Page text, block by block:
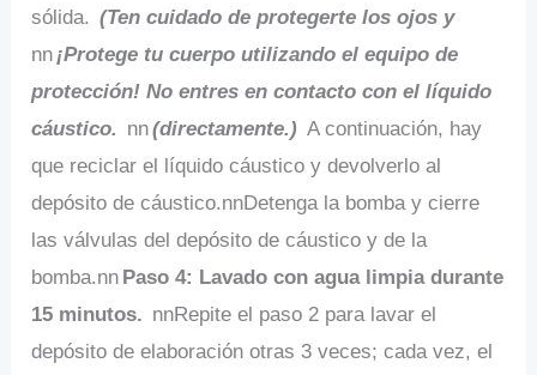
sólida. (Ten cuidado de protegerte los ojos y
nn ¡Protege tu cuerpo utilizando el equipo de
protección! No entres en contacto con el líquido
cáustico. nn(directamente.) A continuación, hay
que reciclar el líquido cáustico y devolverlo al
depósito de cáustico.nnDetenga la bomba y cierre
las válvulas del depósito de cáustico y de la
bomba.nn Paso 4: Lavado con agua limpia durante
15 minutos. nnRepite el paso 2 para lavar el
depósito de elaboración otras 3 veces; cada vez, el